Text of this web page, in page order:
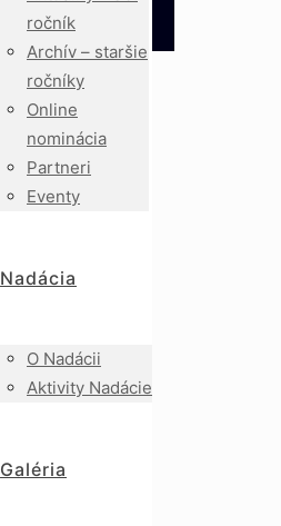
ročník
Archív – staršie
ročníky
Online
nominácia
Partneri
Eventy
Nadácia
O Nadácii
Aktivity Nadácie
Galéria